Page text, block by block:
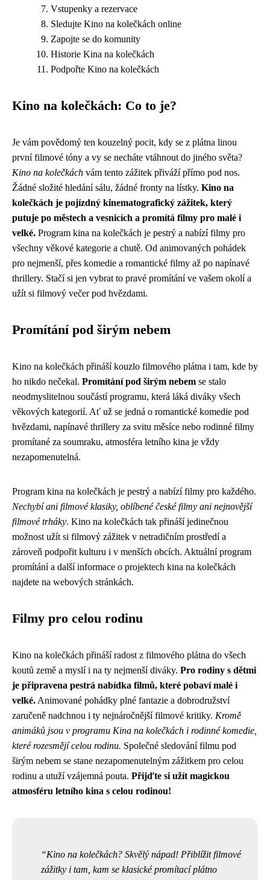
Vstupenky a rezervace
Sledujte Kino na kolečkách online
Zapojte se do komunity
Historie Kina na kolečkách
Podpořte Kino na kolečkách
Kino na kolečkách: Co to je?
Je vám povědomý ten kouzelný pocit, kdy se z plátna linou
první filmové tóny a vy se necháte vtáhnout do jiného světa?
Kino na kolečkách vám tento zážitek přiváží přímo pod nos.
Žádné složité hledání sálu, žádné fronty na lístky. Kino na
kolečkách je pojízdný kinematografický zážitek, který
putuje po městech a vesnicích a promítá filmy pro malé i
velké. Program kina na kolečkách je pestrý a nabízí filmy pro
všechny věkové kategorie a chutě. Od animovaných pohádek
pro nejmenší, přes komedie a romantické filmy až po napínavé
thrillery. Stačí si jen vybrat to pravé promítání ve vašem okolí a
užít si filmový večer pod hvězdami.
Promítání pod širým nebem
Kino na kolečkách přináší kouzlo filmového plátna i tam, kde by
ho nikdo nečekal. Promítání pod širým nebem se stalo
neodmyslitelnou součástí programu, která láká diváky všech
věkových kategorií. Ať už se jedná o romantické komedie pod
hvězdami, napínavé thrillery za svitu měsíce nebo rodinné filmy
promítané za soumraku, atmosféra letního kina je vždy
nezapomenutelná.
Program kina na kolečkách je pestrý a nabízí filmy pro každého.
Nechybí ani filmové klasiky, oblíbené české filmy ani nejnovější
filmové trháky. Kino na kolečkách tak přináší jedinečnou
možnost užít si filmový zážitek v netradičním prostředí a
zároveň podpořit kulturu i v menších obcích. Aktuální program
promítání a další informace o projektech kina na kolečkách
najdete na webových stránkách.
Filmy pro celou rodinu
Kino na kolečkách přináší radost z filmového plátna do všech
koutů země a myslí i na ty nejmenší diváky. Pro rodiny s dětmi
je připravena pestrá nabídka filmů, které pobaví malé i
velké. Animované pohádky plné fantazie a dobrodružství
zaručeně nadchnou i ty nejnáročnější filmové kritiky. Kromě
animáků jsou v programu Kina na kolečkách i rodinné komedie,
které rozesmějí celou rodinu. Společné sledování filmu pod
širým nebem se stane nezapomenutelným zážitkem pro celou
rodinu a utuží vzájemná pouta. Přijďte si užít magickou
atmosféru letního kina s celou rodinou!
Kino na kolečkách? Skvělý nápad! Přiblížit filmové
zážitky i tam, kam se klasické promítací plátno